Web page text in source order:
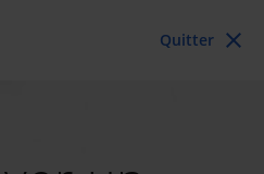
Quitter close